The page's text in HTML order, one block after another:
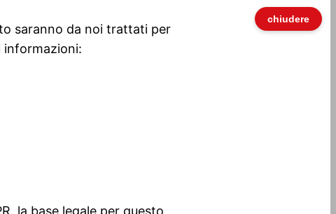
saranno da noi trattati per
informazioni: